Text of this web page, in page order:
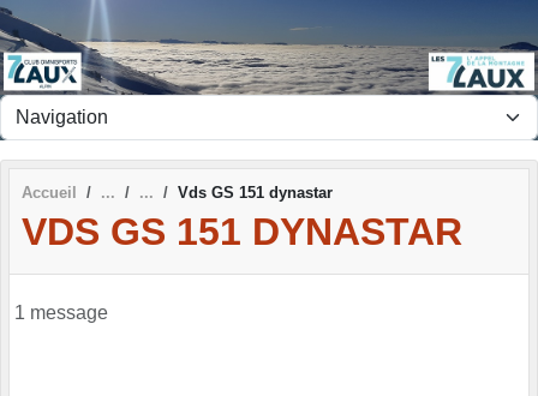
Accueil Vds GS 151 dynastar
VDS GS 151 DYNASTAR
1 message
Panneau de gestion des cookies